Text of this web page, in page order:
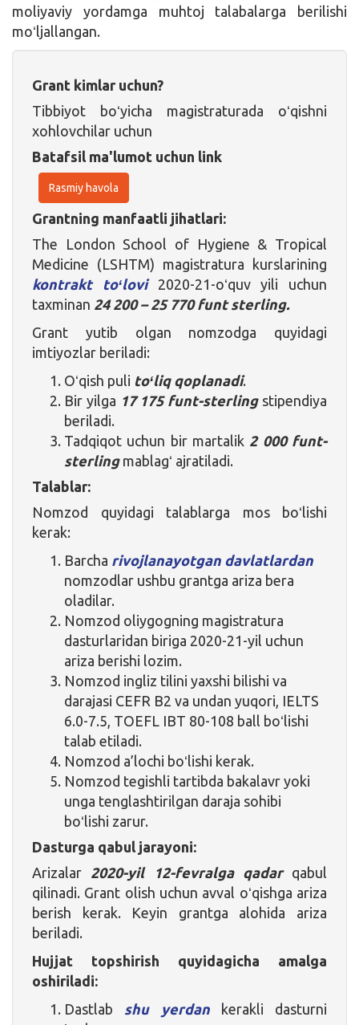
moliyaviy yordamga muhtoj talabalarga berilishi
moʻljallangan.
Grant kimlar uchun?
Tibbiyot boʻyicha magistraturada oʻqishni
xohlovchilar uchun
Batafsil ma'lumot uchun link
Rasmiy havola
Grantning manfaatli jihatlari:
The London School of Hygiene & Tropical
Medicine (LSHTM) magistratura kurslarining
kontrakt toʻlovi
2020-21-oʻquv yili uchun
taxminan 24 200 – 25 770 funt sterling.
Grant yutib olgan nomzodga quyidagi
imtiyozlar beriladi:
Oʻqish puli toʻliq qoplanadi.
Bir yilga 17 175 funt-sterling stipendiya
beriladi.
Tadqiqot uchun bir martalik 2 000 funt-
sterling mablagʻ ajratiladi.
Talablar:
Nomzod quyidagi talablarga mos boʻlishi
kerak:
Barcha rivojlanayotgan davlatlardan
nomzodlar ushbu grantga ariza bera
oladilar.
Nomzod oliygogning magistratura
dasturlaridan biriga 2020-21-yil uchun
ariza berishi lozim.
Nomzod ingliz tilini yaxshi bilishi va
darajasi CEFR B2 va undan yuqori, IELTS
6.0-7.5, TOEFL IBT 80-108 ball boʻlishi
talab etiladi.
Nomzod a’lochi boʻlishi kerak.
Nomzod tegishli tartibda bakalavr yoki
unga tenglashtirilgan daraja sohibi
boʻlishi zarur.
Dasturga qabul jarayoni:
Arizalar 2020-yil 12-fevralga qadarqabul
qilinadi. Grant olish uchun avval oʻqishga ariza
berish kerak. Keyin grantga alohida ariza
beriladi.
Hujjat topshirish quyidagicha amalga
oshiriladi:
Dastlab shu yerdan
kerakli dasturni